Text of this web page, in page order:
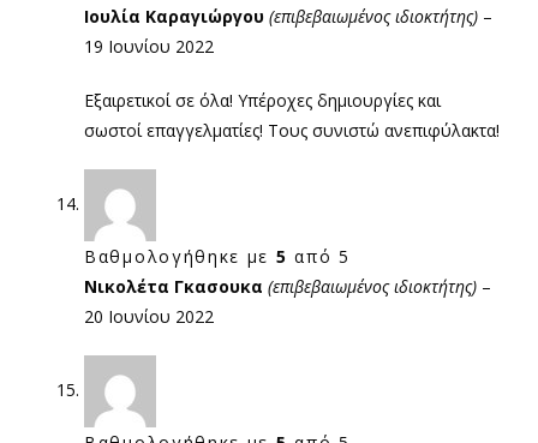
Ιουλία Καραγιώργου (επιβεβαιωμένος ιδιοκτήτης) –
19 Ιουνίου 2022
Εξαιρετικοί σε όλα! Υπέροχες δημιουργίες και
σωστοί επαγγελματίες! Τους συνιστώ ανεπιφύλακτα!
Βαθμολογήθηκε με 5 από 5
Νικολέτα Γκασουκα (επιβεβαιωμένος ιδιοκτήτης) –
20 Ιουνίου 2022